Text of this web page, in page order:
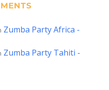
Zumba Party Africa -
Zumba Party Tahiti -